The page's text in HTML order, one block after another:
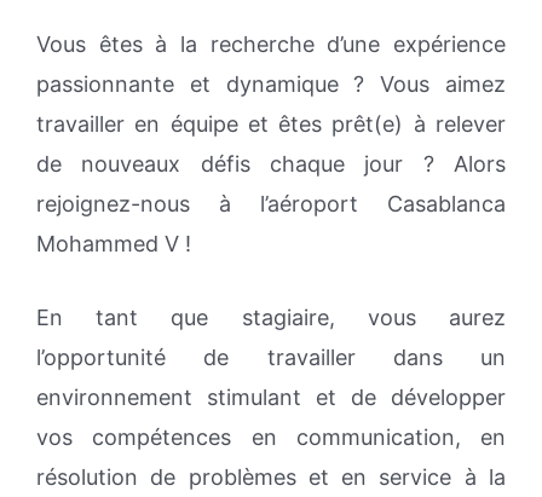
Vous êtes à la recherche d’une expérience
passionnante et dynamique ? Vous aimez
travailler en équipe et êtes prêt(e) à relever
de nouveaux défis chaque jour ? Alors
rejoignez-nous à l’aéroport Casablanca
Mohammed V !
En tant que stagiaire, vous aurez
l’opportunité de travailler dans un
environnement stimulant et de développer
vos compétences en communication, en
résolution de problèmes et en service à la